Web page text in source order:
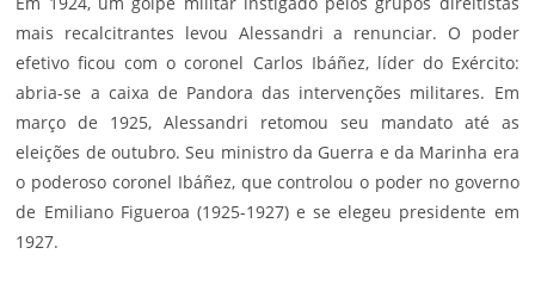
mais recalcitrantes levou Alessandri a renunciar. O poder
efetivo ficou com o coronel Carlos Ibáñez, líder do Exército:
abria-se a caixa de Pandora das intervenções militares. Em
março de 1925, Alessandri retomou seu mandato até as
eleições de outubro. Seu ministro da Guerra e da Marinha era
o poderoso coronel Ibáñez, que controlou o poder no governo
de Emiliano Figueroa (1925-1927) e se elegeu presidente em
1927.